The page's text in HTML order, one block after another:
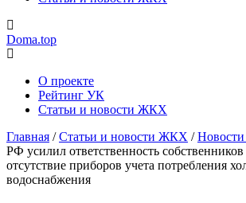
Doma.top
О проекте
Рейтинг УК
Статьи и новости ЖКХ
Главная / Статьи и новости ЖКХ /
РФ усилил ответственность
отсутствие приборов учета потребления
водоснабжения